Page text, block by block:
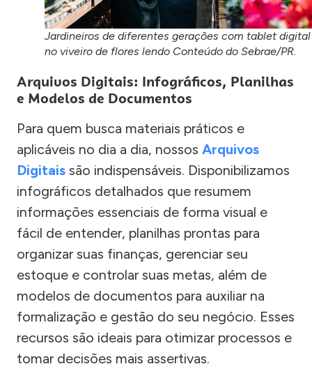
Jardineiros de diferentes gerações com tablet digital
no viveiro de flores lendo Conteúdo do Sebrae/PR.
Arquivos Digitais: Infográficos, Planilhas
e Modelos de Documentos
Para quem busca materiais práticos e
aplicáveis no dia a dia, nossos Arquivos
Digitais são indispensáveis. Disponibilizamos
infográficos detalhados que resumem
informações essenciais de forma visual e
fácil de entender, planilhas prontas para
organizar suas finanças, gerenciar seu
estoque e controlar suas metas, além de
modelos de documentos para auxiliar na
formalização e gestão do seu negócio. Esses
recursos são ideais para otimizar processos e
tomar decisões mais assertivas.